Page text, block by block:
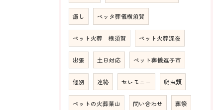
癒し ペッタ葬儀横須賀
ペット火葬 横須賀 ペット火葬深夜
出張 土日対応 ペット葬儀逗子市
個別 連絡 セレモニー 爬虫類
ペットの火葬葉山 問い合わせ 葬祭